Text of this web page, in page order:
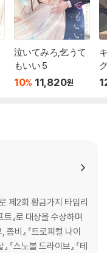
泣いてみろ,乞うて
もいい 5
10% 11,820원
제2회 황금가지 타임리
』로 대상을 수상하며
비』 『트로피컬 나이
『스노볼 드라이브』 『테